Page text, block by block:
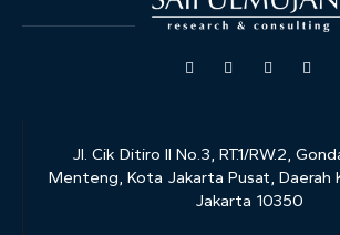
Jl. Cik Ditiro II No.3, RT.1/RW.2,
Menteng, Kota Jakarta Pusat, Daerah
Jakarta 10350